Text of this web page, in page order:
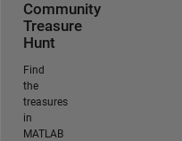
Community
Treasure
Hunt
Find
the
treasures
in
MATLAB